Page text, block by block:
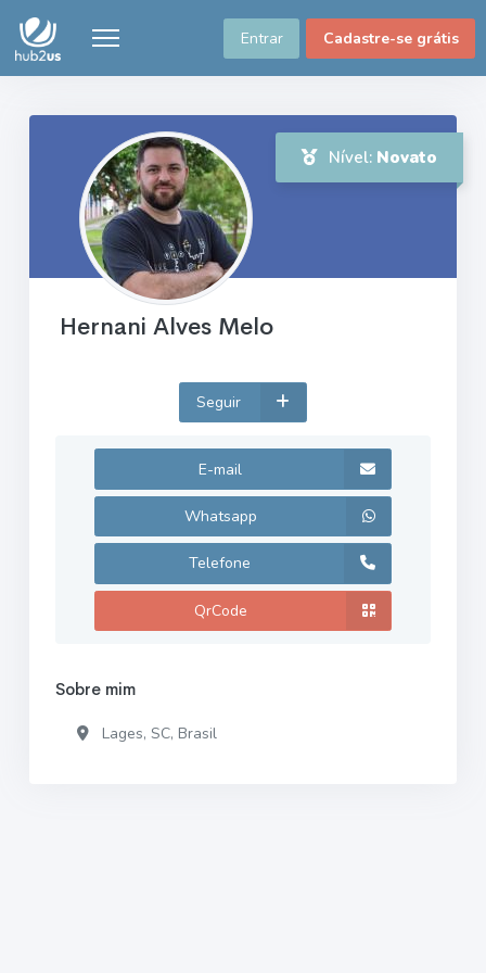
Entrar Cadastre-se grátis
Nível: Novato
Hernani Alves Melo
Seguir
E-mail
Whatsapp
Telefone
QrCode
Sobre mim
Lages, SC, Brasil